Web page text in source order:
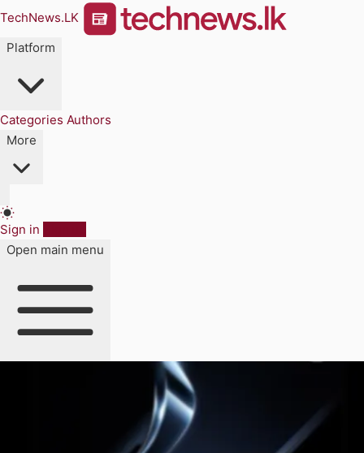
TechNews.LK
Platform
Categories Authors
More
Sign in
Open main menu